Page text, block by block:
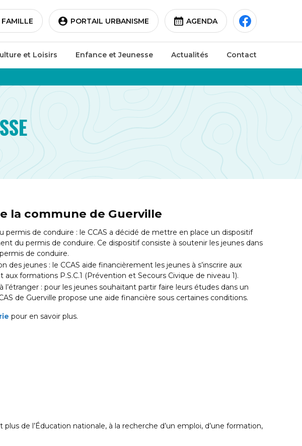
PORTAIL URBANISME AGENDA
et Loisirs Enfance et Jeunesse Actualités Contact
la commune de Guerville
permis de conduire : le CCAS a décidé de mettre en place un dispositif
du permis de conduire. Ce dispositif consiste à soutenir les jeunes dans
de conduire.
des jeunes : le CCAS aide financièrement les jeunes à s’inscrire aux
formations P.S.C.1 (Prévention et Secours Civique de niveau 1).
l’étranger : pour les jeunes souhaitant partir faire leurs études dans un
de Guerville propose une aide financière sous certaines conditions.
pour en savoir plus.
de l’Éducation nationale, à la recherche d’un emploi, d’une formation,